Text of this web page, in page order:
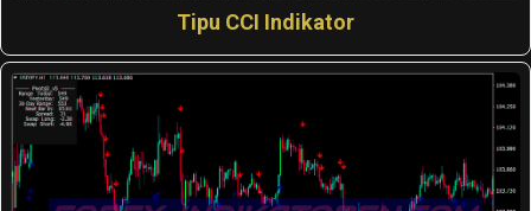
Tipu CCI Indikator